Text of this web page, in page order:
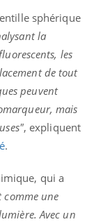
sphérique
la
les
de tout
peuvent
mais
, expliquent
.
qui a
comme une
Avec un